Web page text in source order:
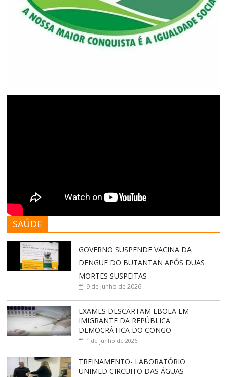
SAÚDE
GOVERNO SUSPENDE VACINA DA
DENGUE DO BUTANTAN APÓS DUAS
MORTES SUSPEITAS
9 de junho de 2026
EXAMES DESCARTAM EBOLA EM
IMIGRANTE DA REPÚBLICA
DEMOCRÁTICA DO CONGO
1 de junho de 2026
TREINAMENTO- LABORATÓRIO
UNIMED CIRCUITO DAS ÁGUAS